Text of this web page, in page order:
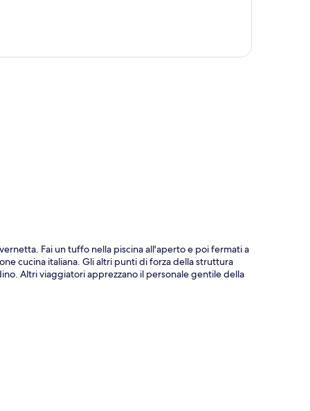
Fai un tuffo nella piscina all'aperto e poi fermati a
cucina italiana. Gli altri punti di forza della struttura
Altri viaggiatori apprezzano il personale gentile della